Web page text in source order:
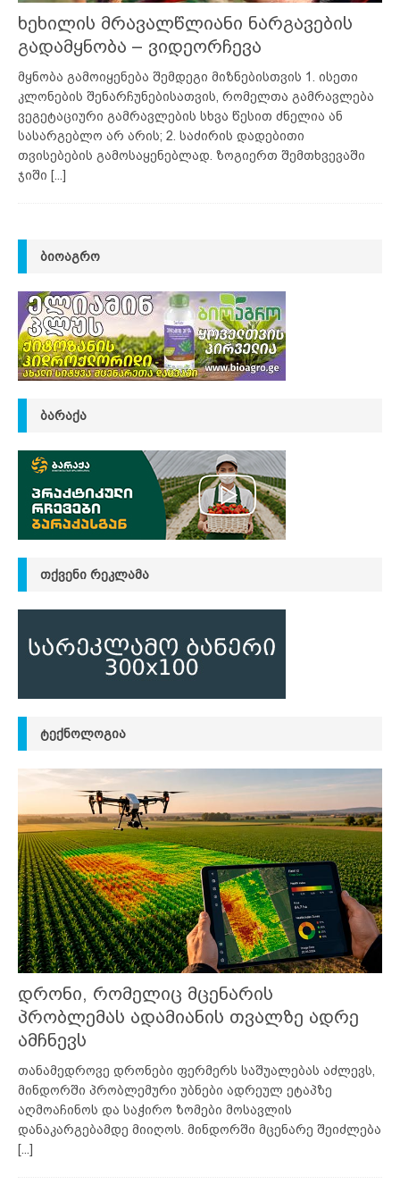
ხეხილის მრავალწლიანი ნარგავების
გადამყნობა – ვიდეორჩევა
მყნობა გამოიყენება შემდეგი მიზნებისთვის 1. ისეთი
კლონების შენარჩუნებისათვის, რომელთა გამრავლება
ვეგეტაციური გამრავლების სხვა წესით ძნელია ან
სასარგებლო არ არის; 2. საძირის დადებითი
თვისებების გამოსაყენებლად. ზოგიერთ შემთხვევაში
ჯიში [...]
ᲑᲘᲝᲐᲒᲠᲝ
ᲑᲐᲠᲐᲥᲐ
ᲗᲥᲕᲔᲜᲘ ᲠᲔᲙᲚᲐᲛᲐ
ᲢᲔᲥᲜᲝᲚᲝᲒᲘᲐ
დრონი, რომელიც მცენარის
პრობლემას ადამიანის თვალზე ადრე
ამჩნევს
თანამედროვე დრონები ფერმერს საშუალებას აძლევს,
მინდორში პრობლემური უბნები ადრეულ ეტაპზე
აღმოაჩინოს და საჭირო ზომები მოსავლის
დანაკარგებამდე მიიღოს. მინდორში მცენარე შეიძლება
[...]